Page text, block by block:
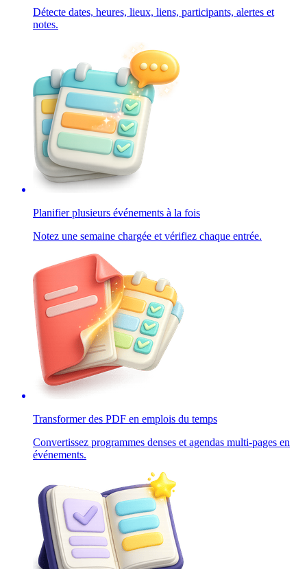
Détecte dates, heures, lieux, liens, participants, alertes et
notes.
Planifier plusieurs événements à la fois
Notez une semaine chargée et vérifiez chaque entrée.
Transformer des PDF en emplois du temps
Convertissez programmes denses et agendas multi-pages en
événements.